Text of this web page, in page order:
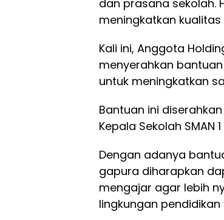
dan prasana sekolah.
meningkatkan
Kali ini, Anggota
menyerahkan bantuan
untuk meningkatkan
Bantuan ini
Kepala Sekolah
Dengan adanya
gapura diharapkan
mengajar agar lebih
lingkungan